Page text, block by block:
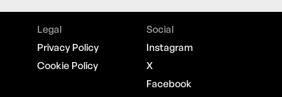
Legal
Privacy Policy
Cookie Policy
Social
Instagram
X
Facebook